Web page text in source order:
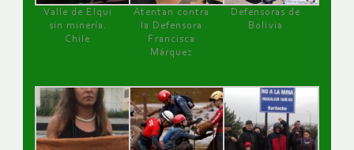
Valle de Elqui
sin minería.
Chile
Atentan contra
la Defensora
Francisca
Márquez
Defensoras de
Bolivia